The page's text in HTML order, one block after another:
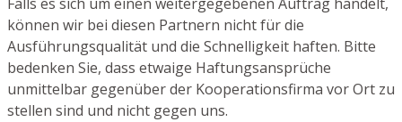
Falls es sich um einen weitergegebenen Auftrag handelt,
können wir bei diesen Partnern nicht für die
Ausführungsqualität und die Schnelligkeit haften. Bitte
bedenken Sie, dass etwaige Haftungsansprüche
unmittelbar gegenüber der Kooperationsfirma vor Ort zu
stellen sind und nicht gegen uns.